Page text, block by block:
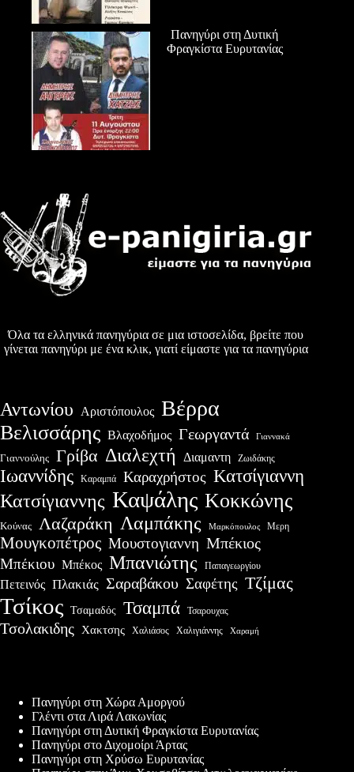
Πανηγύρι στη Δυτική
Φραγκίστα Ευρυτανίας
Όλα τα ελληνικά πανηγύρια σε μια ιστοσελίδα, βρείτε που
γίνεται πανηγύρι με ένα κλικ, γιατί είμαστε για τα πανηγύρια
Αντωνίου Αριστόπουλος Βέρρα
Βελισσάρης Βλαχοδήμος Γεωργαντά Γιαννακά
Γιαννούλης Γρίβα Διαλεχτή Διαμαντη Ζωιδάκης
Ιωαννίδης Καραμπά Καραχρήστος Κατσίγιαννη
Κατσίγιαννης Καψάλης Κοκκώνης
Κούνας Λαζαράκη Λαμπάκης Μαρκόπουλος Μερη
Μουγκοπέτρος Μουστογιαννη Μπέκιος
Μπέκιου Μπέκος Μπανιώτης Παπαγεωργίου
Πετεινός Πλακιάς Σαραβάκου Σαφέτης Τζίμας
Τσίκος Τσαμαδός Τσαμπά Τσαρουχας
Τσολακιδης Χακτσης Χαλιάσος Χαλιγιάννης Χαραμή
Πανηγύρι στη Χώρα Αμοργού
Γλέντι στα Λιρά Λακωνίας
Πανηγύρι στη Δυτική Φραγκίστα Ευρυτανίας
Πανηγύρι στο Διχομοίρι Άρτας
Πανηγύρι στη Χρύσω Ευρυτανίας